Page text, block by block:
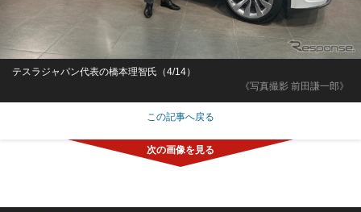
《写真撮影 前田謙一郎》
テスラジャパン代表の橋本理智氏（4/14）
この記事へ戻る